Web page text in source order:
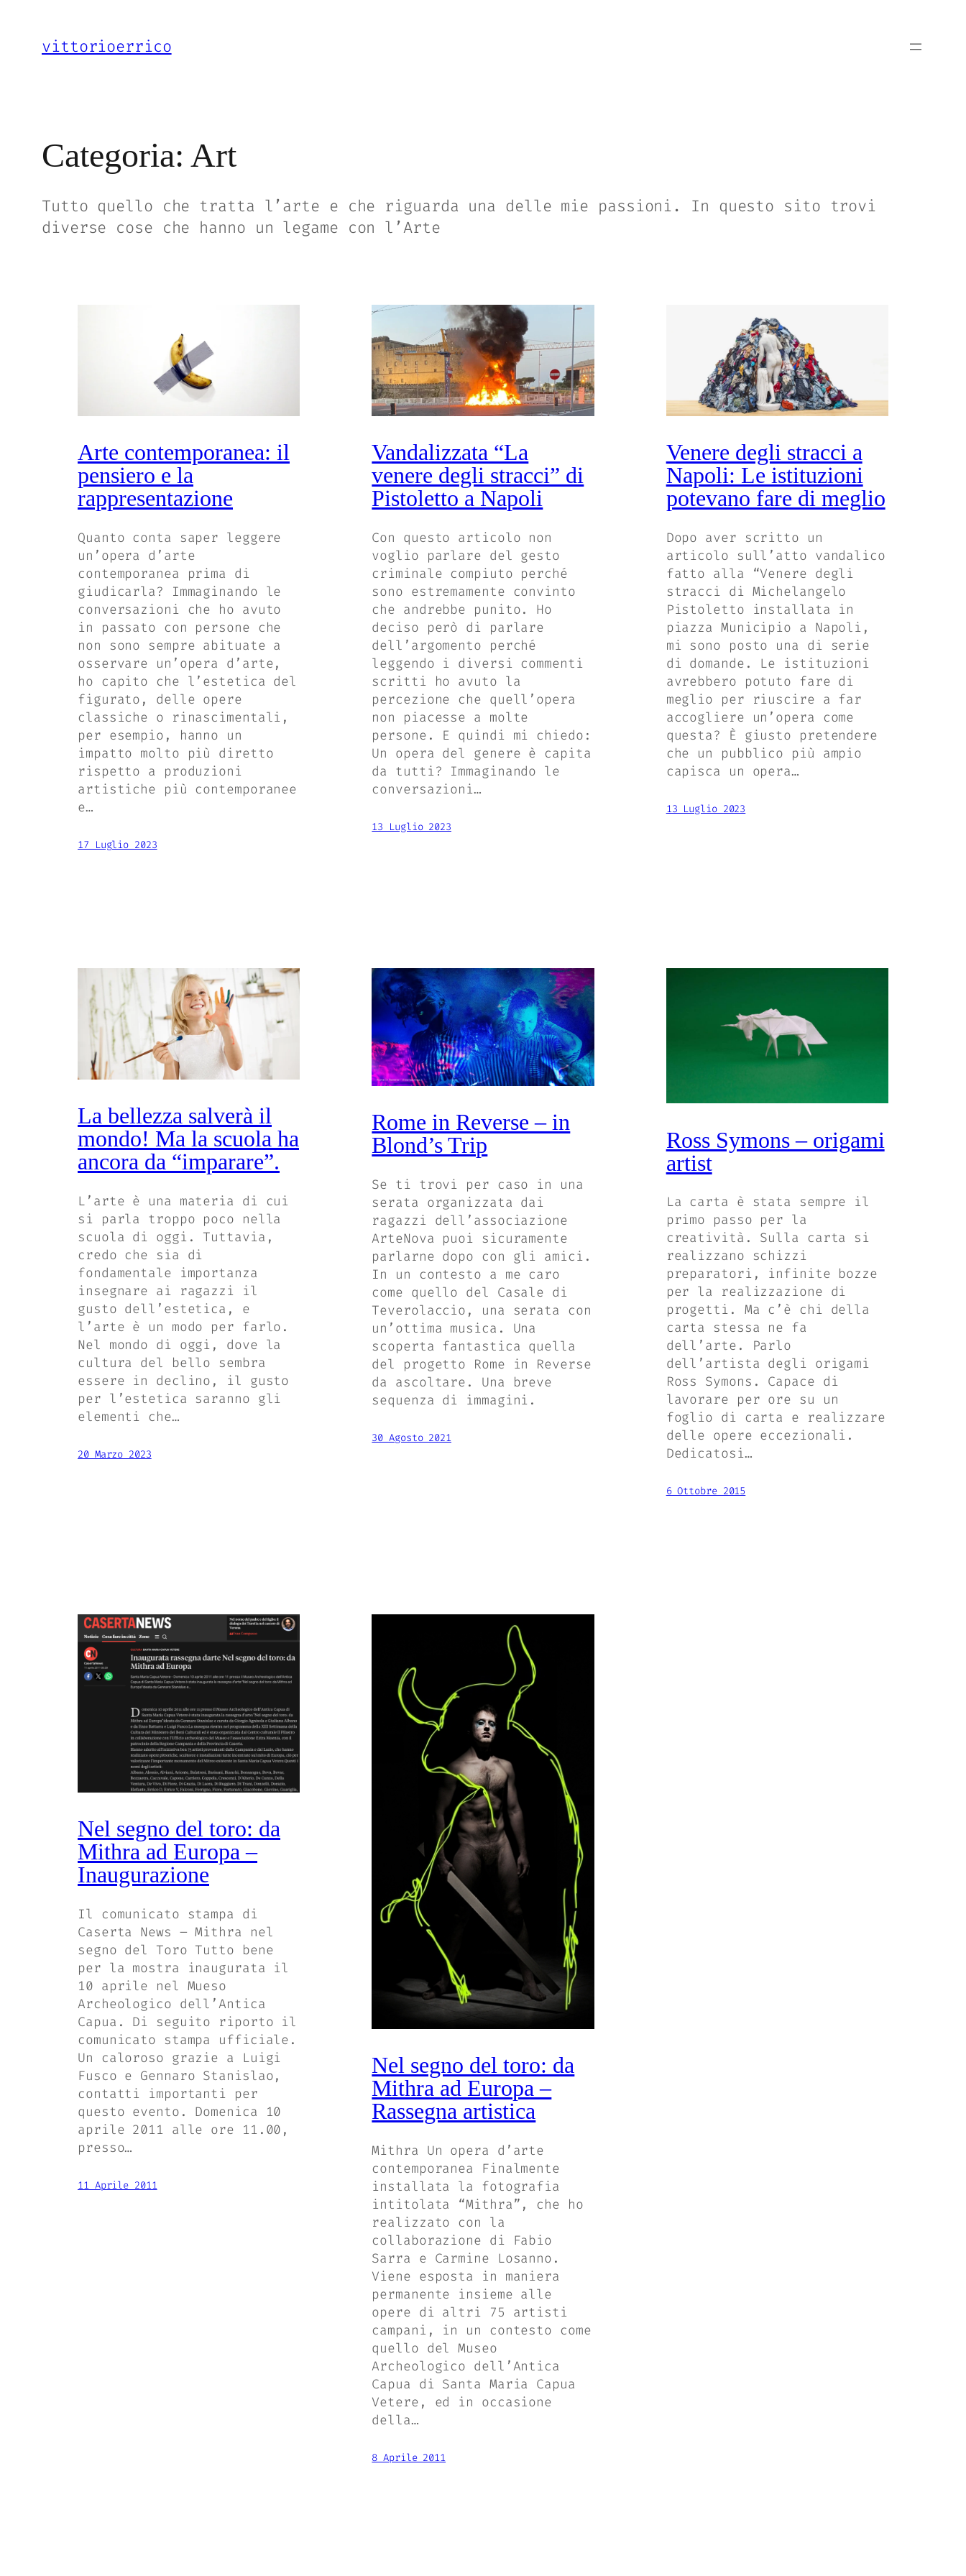
contenuto
vittorioerrico
Categoria: Art
Tutto quello che tratta l’arte e che riguarda una delle mie passioni. In questo sito trovi
diverse cose che hanno un legame con l’Arte
Arte contemporanea: il
pensiero e la
rappresentazione
Quanto conta saper leggere
un’opera d’arte
contemporanea prima di
giudicarla? Immaginando le
conversazioni che ho avuto
in passato con persone che
non sono sempre abituate a
osservare un’opera d’arte,
ho capito che l’estetica del
figurato, delle opere
classiche o rinascimentali,
per esempio, hanno un
impatto molto più diretto
rispetto a produzioni
artistiche più contemporanee
e…
17 Luglio 2023
Vandalizzata “La
venere degli stracci” di
Pistoletto a Napoli
Con questo articolo non
voglio parlare del gesto
criminale compiuto perché
sono estremamente convinto
che andrebbe punito. Ho
deciso però di parlare
dell’argomento perché
leggendo i diversi commenti
scritti ho avuto la
percezione che quell’opera
non piacesse a molte
persone. E quindi mi chiedo:
Un opera del genere è capita
da tutti? Immaginando le
conversazioni…
13 Luglio 2023
Venere degli stracci a
Napoli: Le istituzioni
potevano fare di meglio
Dopo aver scritto un
articolo sull’atto vandalico
fatto alla “Venere degli
stracci di Michelangelo
Pistoletto installata in
piazza Municipio a Napoli,
mi sono posto una di serie
di domande. Le istituzioni
avrebbero potuto fare di
meglio per riuscire a far
accogliere un’opera come
questa? È giusto pretendere
che un pubblico più ampio
capisca un opera…
13 Luglio 2023
La bellezza salverà il
mondo! Ma la scuola ha
ancora da “imparare”.
L’arte è una materia di cui
si parla troppo poco nella
scuola di oggi. Tuttavia,
credo che sia di
fondamentale importanza
insegnare ai ragazzi il
gusto dell’estetica, e
l’arte è un modo per farlo.
Nel mondo di oggi, dove la
cultura del bello sembra
essere in declino, il gusto
per l’estetica saranno gli
elementi che…
20 Marzo 2023
Rome in Reverse – in
Blond’s Trip
Se ti trovi per caso in una
serata organizzata dai
ragazzi dell’associazione
ArteNova puoi sicuramente
parlarne dopo con gli amici.
In un contesto a me caro
come quello del Casale di
Teverolaccio, una serata con
un’ottima musica. Una
scoperta fantastica quella
del progetto Rome in Reverse
da ascoltare. Una breve
sequenza di immagini.
30 Agosto 2021
Ross Symons – origami
artist
La carta è stata sempre il
primo passo per la
creatività. Sulla carta si
realizzano schizzi
preparatori, infinite bozze
per la realizzazione di
progetti. Ma c’è chi della
carta stessa ne fa
dell’arte. Parlo
dell’artista degli origami
Ross Symons. Capace di
lavorare per ore su un
foglio di carta e realizzare
delle opere eccezionali.
Dedicatosi…
6 Ottobre 2015
Nel segno del toro: da
Mithra ad Europa –
Inaugurazione
Il comunicato stampa di
Caserta News – Mithra nel
segno del Toro Tutto bene
per la mostra inaugurata il
10 aprile nel Mueso
Archeologico dell’Antica
Capua. Di seguito riporto il
comunicato stampa ufficiale.
Un caloroso grazie a Luigi
Fusco e Gennaro Stanislao,
contatti importanti per
questo evento. Domenica 10
aprile 2011 alle ore 11.00,
presso…
11 Aprile 2011
Nel segno del toro: da
Mithra ad Europa –
Rassegna artistica
Mithra Un opera d’arte
contemporanea Finalmente
installata la fotografia
intitolata “Mithra”, che ho
realizzato con la
collaborazione di Fabio
Sarra e Carmine Losanno.
Viene esposta in maniera
permanente insieme alle
opere di altri 75 artisti
campani, in un contesto come
quello del Museo
Archeologico dell’Antica
Capua di Santa Maria Capua
Vetere, ed in occasione
della…
8 Aprile 2011